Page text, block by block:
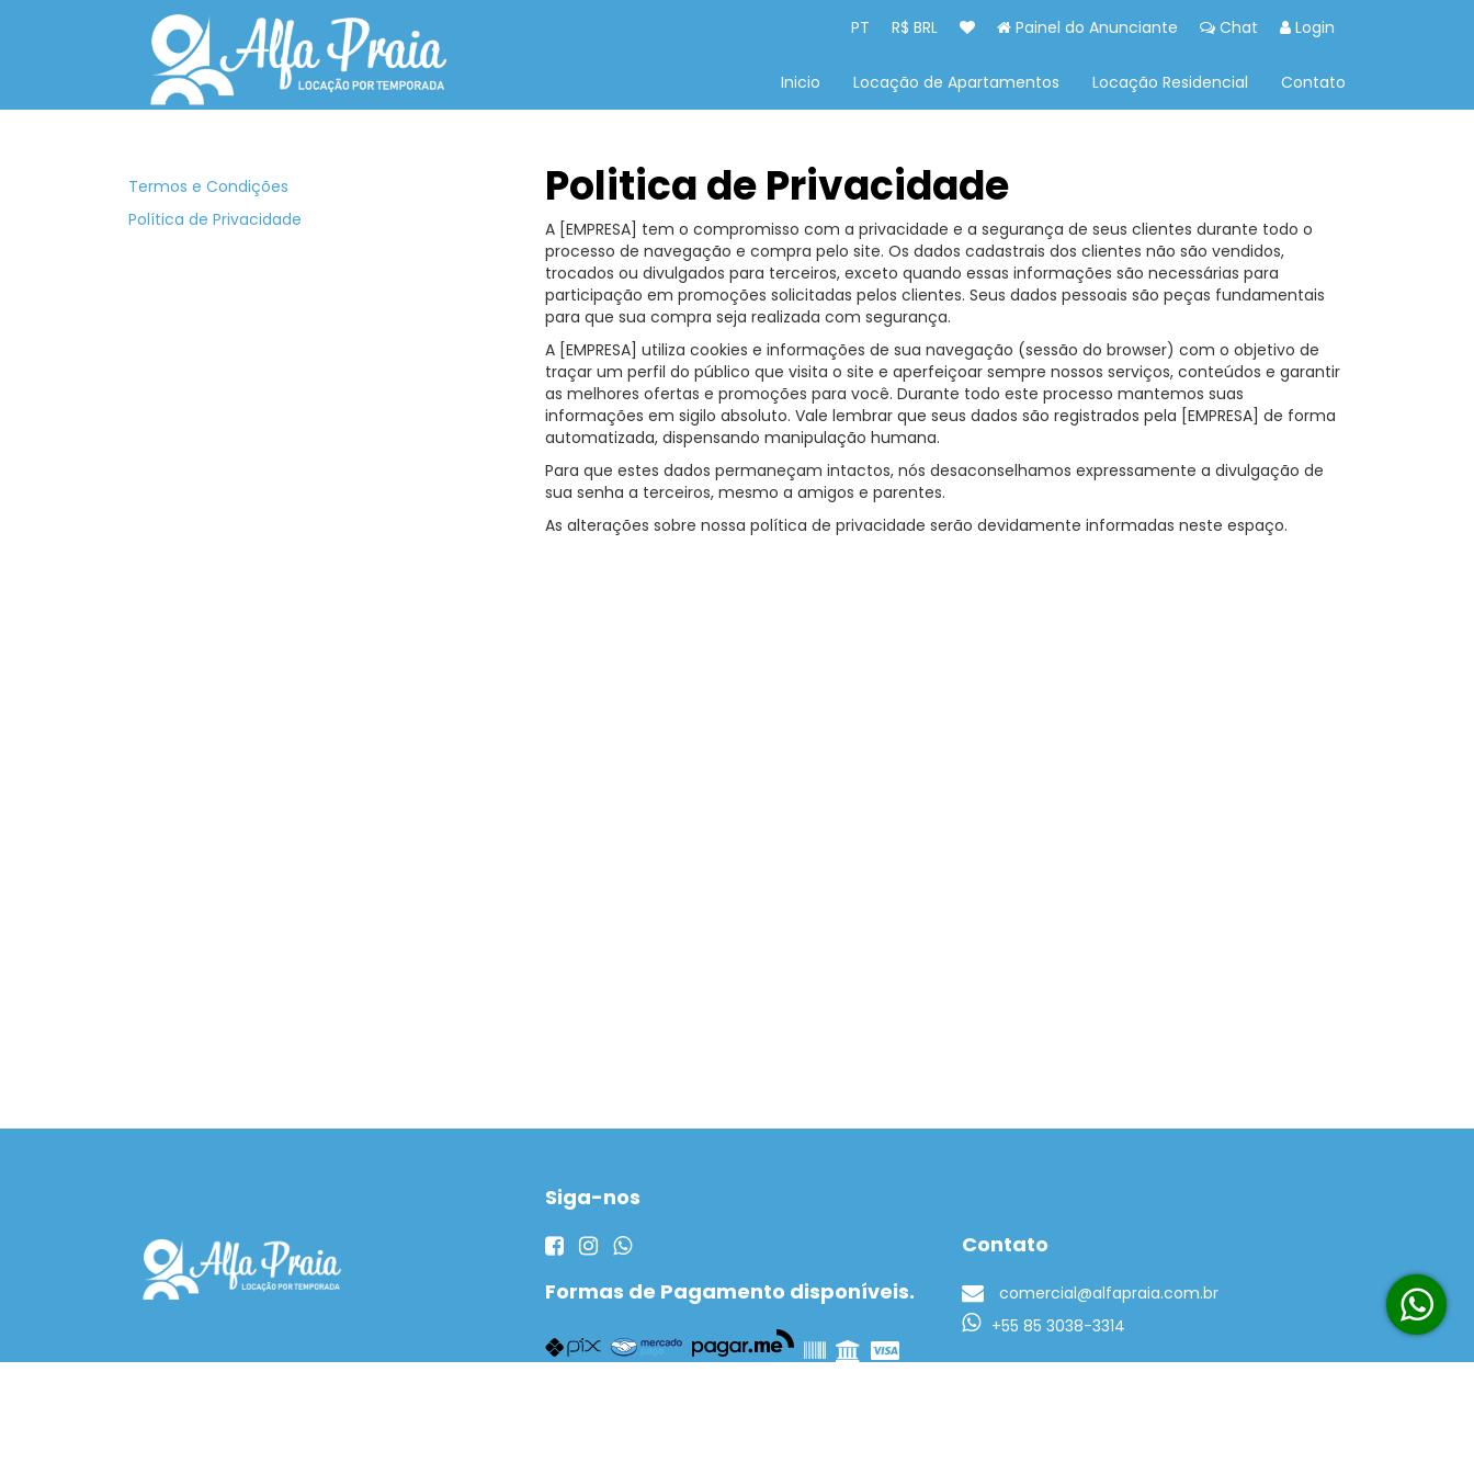
PT R$ BRL Painel do Anunciante Chat Login
Inicio Locação de Apartamentos Locação Residencial Contato
Termos e Condições
Política de Privacidade
Politica de Privacidade
A [EMPRESA] tem o compromisso com a privacidade e a segurança de seus clientes durante todo o
processo de navegação e compra pelo site. Os dados cadastrais dos clientes não são vendidos,
trocados ou divulgados para terceiros, exceto quando essas informações são necessárias para
participação em promoções solicitadas pelos clientes. Seus dados pessoais são peças fundamentais
para que sua compra seja realizada com segurança.
A [EMPRESA] utiliza cookies e informações de sua navegação (sessão do browser) com o objetivo de
traçar um perfil do público que visita o site e aperfeiçoar sempre nossos serviços, conteúdos e garantir
as melhores ofertas e promoções para você. Durante todo este processo mantemos suas
informações em sigilo absoluto. Vale lembrar que seus dados são registrados pela [EMPRESA] de forma
automatizada, dispensando manipulação humana.
Para que estes dados permaneçam intactos, nós desaconselhamos expressamente a divulgação de
sua senha a terceiros, mesmo a amigos e parentes.
As alterações sobre nossa política de privacidade serão devidamente informadas neste espaço.
Siga-nos
Formas de Pagamento disponíveis.
Contato
comercial@alfapraia.com.br
+55 85 3038-3314